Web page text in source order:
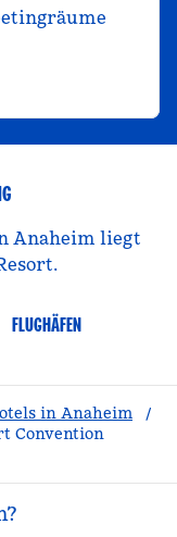
Anaheim liegt
FLUGHÄFEN
in Anaheim
/
Convention